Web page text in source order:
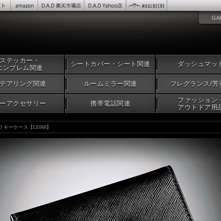
ステッカー・
ンブレム関連
シートカバー・シート関連 ダッシュマッ
アリング関連 ルームミラー関連 フレグランス/芳
アクセサリー 携帯電話関連
ファッション
アウトドア用
キーケース【LE068】